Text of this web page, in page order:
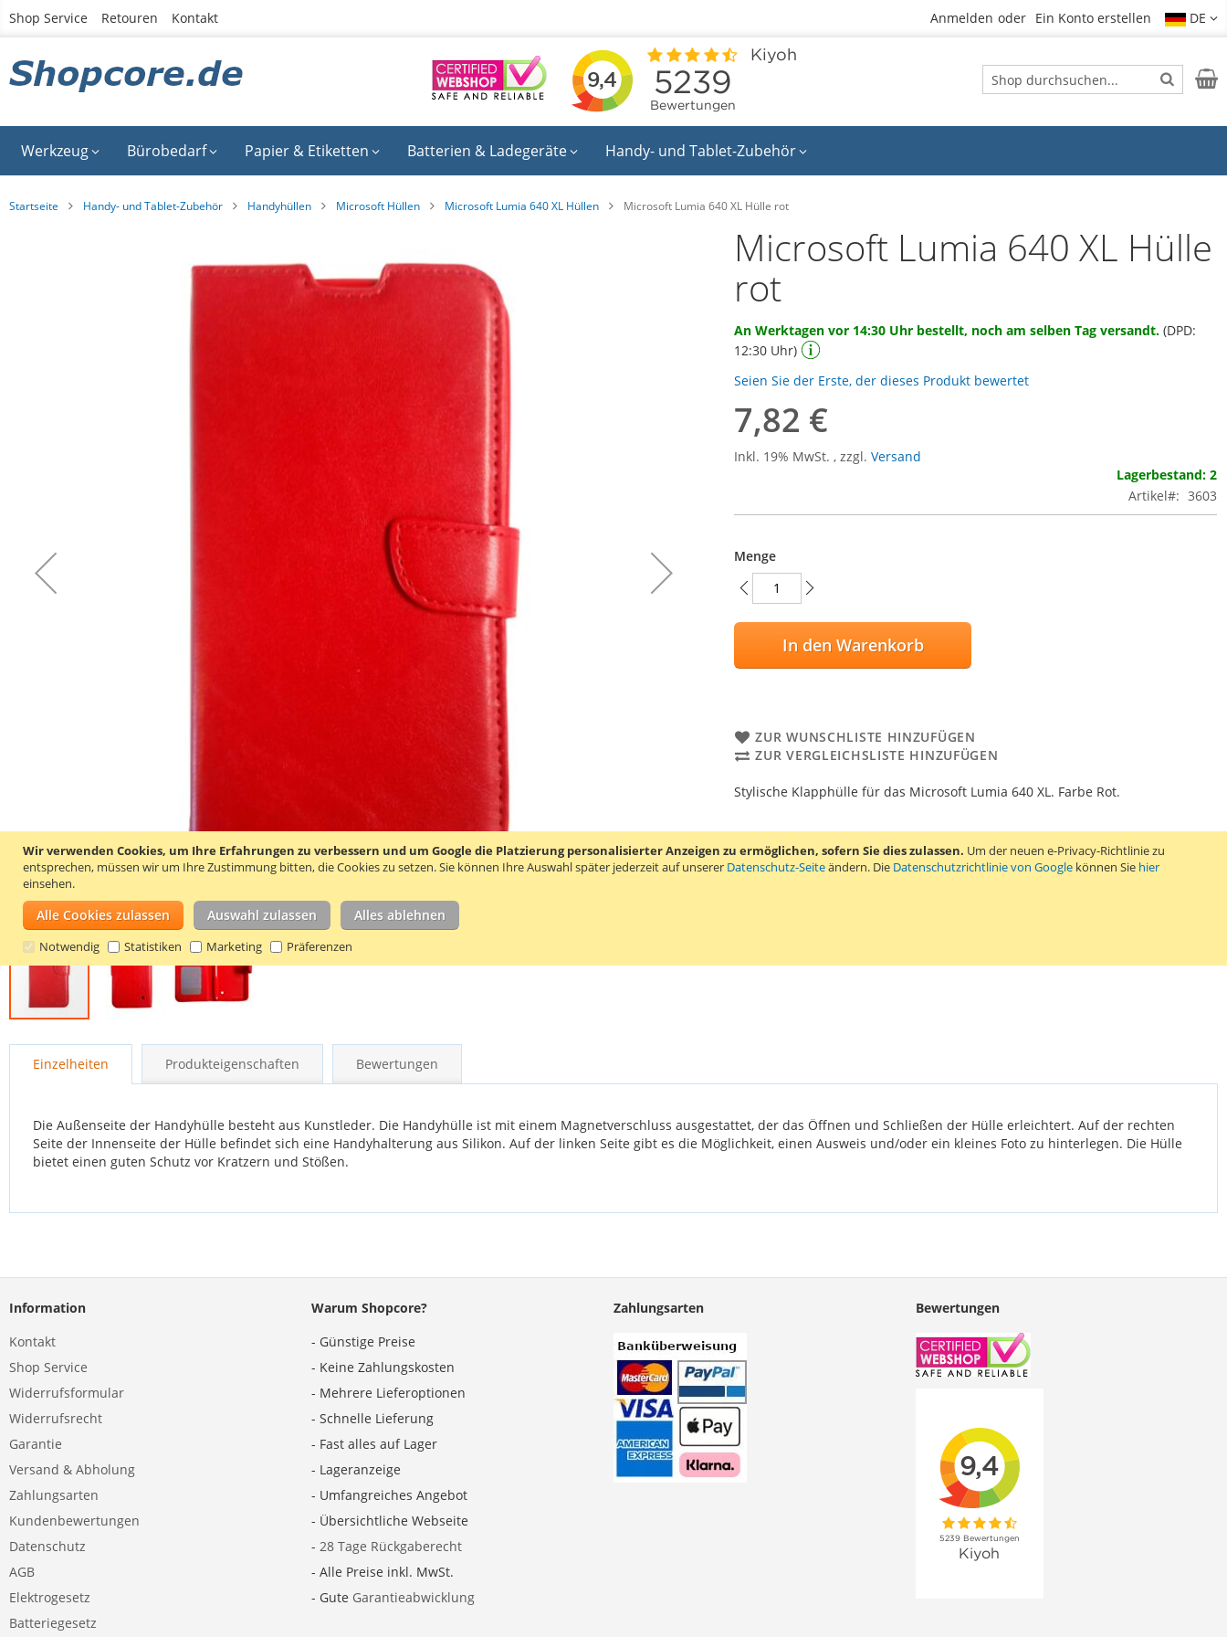
Wir verwenden Cookies, um Ihre Erfahrungen zu verbessern und um Google die Platzierung personalisierter Anzeigen zu ermöglichen, sofern Sie dies zulassen. Um der neuen e-Privacy-Richtlinie zu
entsprechen, müssen wir um Ihre Zustimmung bitten, die Cookies zu setzen.Sie können Ihre Auswahl später jederzeit auf unserer Datenschutz-Seiteändern. Die Datenschutzrichtlinie von Google können Sie hier
einsehen.
Alle Cookies zulassen Auswahl zulassen Alles ablehnen
Notwendig Statistiken Marketing Präferenzen
Zum
Shop Service Retouren Kontakt Anmelden Ein Konto erstellen DE
Suche
Suche
Werkzeug Bürobedarf Papier & Etiketten Batterien & Ladegeräte Handy- und Tablet-Zubehör
Startseite Handy- und Tablet-Zubehör Handyhüllen Microsoft Hüllen Microsoft Lumia 640 XL Hüllen Microsoft Lumia 640 XL Hülle rot
Anfang
Microsoft Lumia 640 XL Hülle
rot
An Werktagen vor 14:30 Uhr bestellt, noch am selben Tag versandt. (DPD:
12:30 Uhr)
Seien Sie der Erste, der dieses Produkt bewertet
7,82 €
Inkl. 19% MwSt., zzgl.Versand
Lagerbestand: 2
Artikel
3603
Menge
In den Warenkorb
ZUR WUNSCHLISTE HINZUFÜGEN
ZUR VERGLEICHSLISTE HINZUFÜGEN
Stylische Klapphülle für das Microsoft Lumia 640 XL. Farbe Rot.
Einzelheiten Produkteigenschaften Bewertungen
Die Außenseite der Handyhülle besteht aus Kunstleder. Die Handyhülle ist mit einem Magnetverschluss ausgestattet, der das Öffnen und Schließen der Hülle erleichtert. Auf der rechten
Seite der Innenseite der Hülle befindet sich eine Handyhalterung aus Silikon. Auf der linken Seite gibt es die Möglichkeit, einen Ausweis und/oder ein kleines Foto zu hinterlegen. Die Hülle
bietet einen guten Schutz vor Kratzern und Stößen.
Information
Kontakt
Shop Service
Widerrufsformular
Widerrufsrecht
Garantie
Versand & Abholung
Zahlungsarten
Kundenbewertungen
Datenschutz
AGB
Elektrogesetz
Batteriegesetz
Warum Shopcore?
- Günstige Preise
- Keine Zahlungskosten
- Mehrere Lieferoptionen
- Schnelle Lieferung
- Fast alles auf Lager
- Lageranzeige
- Umfangreiches Angebot
- Übersichtliche Webseite
- 28 Tage Rückgaberecht
- Alle Preise inkl. MwSt.
- Gute Garantieabwicklung
Zahlungsarten Bewertungen